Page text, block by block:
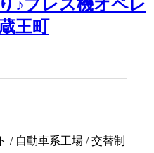
♪プレス機オペレ
王町
/ 自動車系工場 / 交替制